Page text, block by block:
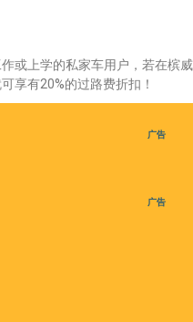
或上学的私家车用户，若在槟威
享有20%的过路费折扣！
广告
广告